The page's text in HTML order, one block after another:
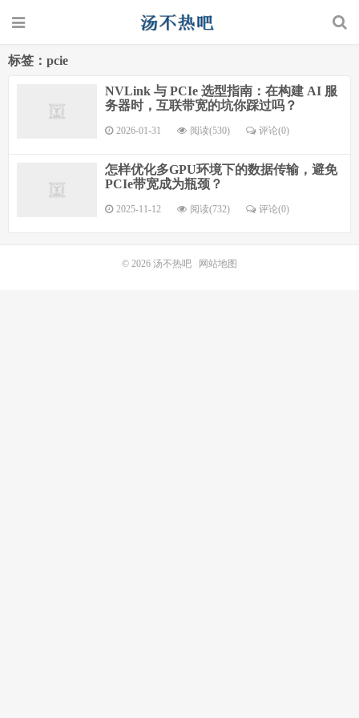
标签：pcie
NVLink 与 PCIe 选型指南：在构建 AI 服
务器时，互联带宽的坑你踩过吗？
2026-01-31 阅读(530) 评论(0)
怎样优化多GPU环境下的数据传输，避免
PCIe带宽成为瓶颈？
2025-11-12 阅读(732) 评论(0)
© 2026 汤不热吧 网站地图